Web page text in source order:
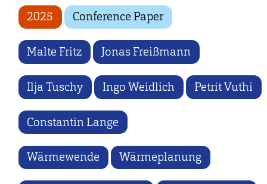
2025 Conference Paper
Malte Fritz Jonas Freißmann
Ilja Tuschy Ingo Weidlich Petrit Vuthi
Constantin Lange
Wärmewende Wärmeplanung